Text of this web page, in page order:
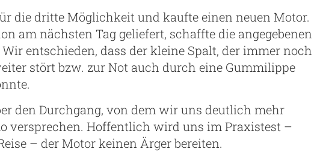
die dritte Möglichkeit und kaufte einen neuen Motor.
am nächsten Tag geliefert, schaffte die angegebenen
entschieden, dass der kleine Spalt, der immer noch
stört bzw. zur Not auch durch eine Gummilippe
den Durchgang, von dem wir uns deutlich mehr
versprechen. Hoffentlich wird uns im Praxistest –
– der Motor keinen Ärger bereiten.